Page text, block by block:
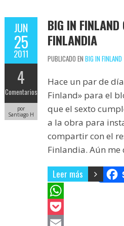
e
s
t
r
t
i
r
JUN
25
2011
4
Comentarios
por
Santiago H
BIG IN
FINLANDIA
PUBLICADO EN BIG IN FINLAND
Hace un par de
Finland» para el
que el sexto
a la obra para
compartir con el
Finlandia. Aún
Leer más
W
h
P